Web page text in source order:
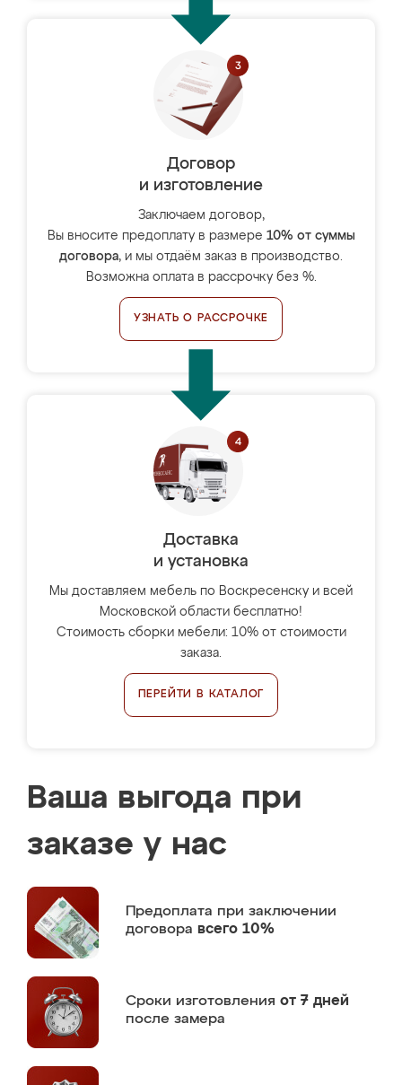
Договор
и изготовление
Заключаем договор,
Вы вносите предоплату в размере 10% от суммы
договора, и мы отдаём заказ в производство.
Возможна оплата в рассрочку без %.
УЗНАТЬ О РАССРОЧКЕ
Доставка
и установка
Мы доставляем мебель по Воскресенску и всей
Московской области бесплатно!
Стоимость сборки мебели: 10% от стоимости
заказа.
ПЕРЕЙТИ В КАТАЛОГ
Ваша выгода при
заказе у нас
Предоплата при заключении
договора всего 10%
Сроки изготовления от 7 дней
после замера